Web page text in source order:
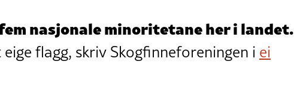
nasjonale minoritetane her i landet.
flagg, skriv Skogfinneforeningen i ei